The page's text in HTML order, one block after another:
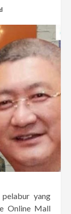
yang
Online Mall